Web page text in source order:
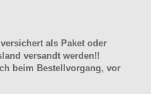
als Paket oder
versandt werden!!
beim Bestellvorgang, vor